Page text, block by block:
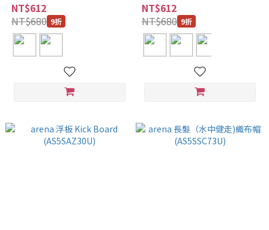
NT$612
NT$680 9折
NT$612
NT$680 9折